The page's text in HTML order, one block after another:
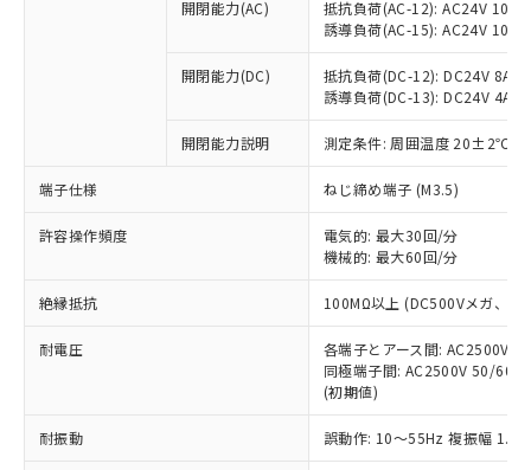
開閉能力(AC)
抵抗負荷(AC-12): AC24V 10A/
誘導負荷(AC-15): AC24V
開閉能力(DC)
抵抗負荷(DC-12): DC24V 8A/
誘導負荷(DC-13): DC24V 4A/
開閉能力説明 測定条件: 周囲温度 20±2℃、
端子仕様 ねじ締め端子 (M3.5)
許容操作頻度
電気的: 最大30回/分
機械的: 最大60回/分
絶縁抵抗 100MΩ以上 (DC500Vメガ、点
耐電圧
各端子とアース間: AC2500V
同極端子間: AC2500V 50/
(初期値)
耐振動 誤動作: 10～55Hz 複振幅
本サービスの対象外となる商品もある
ことをご了承ください。
在庫状況および標準価格照会結果は、
記載している更新日時点での社内デー
タに基づき作成されるものであり、閲
覧された時点での実際の在庫および標
正式な納期状況および標準価格はお客
様のお取引先、またはお客様担当のオ
ムロン制御機器販売店・当社販売員に
オムロン制御機器販売店や当社販売拠
販売ネットワーク
」をご確認
在庫状況および標準価格結果を当社の
示しないようお願いします。
仕入先様の事情により、非含有部品として
いたものが、含有品と判明した場合などや
むを得ず変更することがあります。
ミウム(Cd) 100ppm以下、
六価クロム(Cr(Ⅵ)) 1000ppm以下、ポリ臭化ビフェニル
類(PBB) 1000ppm以下、ポリ臭化ジフェニルエーテル類
(PBDE) 1000ppm以下、フタル酸ビス(2-エチルヘキシ
ルベンジル（BBP） 1000ppm以下、フタル酸ジブチル
（DBP） 1000ppm以下、フタル酸ジイソブチル
適用除外項目は除く。
フタル酸エステル類の４物質については閾値を超える意
図的な使用がないことを確認しています。
部品在庫の切り替え状況などにより、予定
「×」：最大均質材料含有率が中国RoHSの
基準値を超えていることを示します。
「－」：未確認です。当社販売部門へお問
い合わせください。
*中国RoHS10物質の基準値 (GB/T26572)：
Pb(鉛) :1000ppm、 Hg(水銀) : 1000ppm、 Cd(カドミウ
Cr(Ⅵ)(六価クロム) : 1000ppm、 PBBs(ポリ臭化ビフェ
DBP(フタル酸ジブチル) : 1000ppm、 DIBP(フタル酸ジ
イソブチル) : 1000ppm、 BBP(フタル酸ブチルベンジ
DEHP(フタル酸ビス(2-エチルヘキシル)) : 1000ppm
「ｅ」：有害物質（10物質）のすべてが基
準値以下であることを示します。
「10」：通常の使用状況下において有害物
当社は、これら貴社製品のうち、外国
為替および外国貿易法に定める商品
（以下｢規制貨物等」という）を輸出
または国外への提供する場合は、日本
国政府の輸出許可(または役務取引許
可)を取得するなどの必要な手続きを
当社は規制貨物を破棄する場合は、完
全に破砕するなど、違法に輸出されな
いよう必要な手段を講じます。
当社は貴社製品を、核兵器、ミサイ
ル、化学兵器、生物兵器またはその他
武器並びにこれらの製造装置等に一切
当社は、貴社製品を第三者に販売する
場合は、上記1、2および3の内容を当
該第三者に通知します。また当社は、
一定数以上の在庫あり
一定数には満たないが在庫あり
在庫なし(最新の在庫状況につ
いては、お客様のお取引先、ま
たはお客様担当のオムロン制御
機器販売店・当社販売員にご確